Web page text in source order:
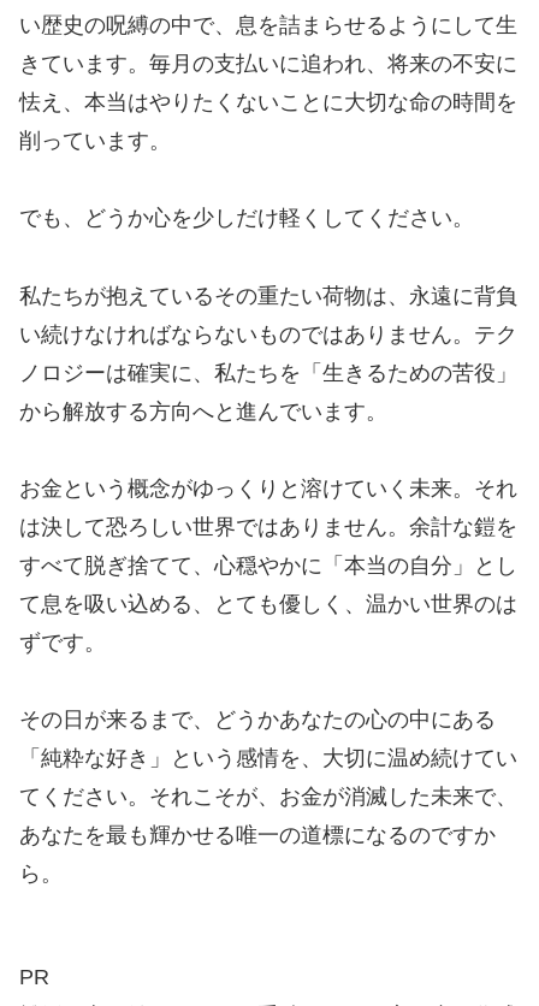
い歴史の呪縛の中で、息を詰まらせるようにして生
きています。毎月の支払いに追われ、将来の不安に
怯え、本当はやりたくないことに大切な命の時間を
削っています。
でも、どうか心を少しだけ軽くしてください。
私たちが抱えているその重たい荷物は、永遠に背負
い続けなければならないものではありません。テク
ノロジーは確実に、私たちを「生きるための苦役」
から解放する方向へと進んでいます。
お金という概念がゆっくりと溶けていく未来。それ
は決して恐ろしい世界ではありません。余計な鎧を
すべて脱ぎ捨てて、心穏やかに「本当の自分」とし
て息を吸い込める、とても優しく、温かい世界のは
ずです。
その日が来るまで、どうかあなたの心の中にある
「純粋な好き」という感情を、大切に温め続けてい
てください。それこそが、お金が消滅した未来で、
あなたを最も輝かせる唯一の道標になるのですか
ら。
PR